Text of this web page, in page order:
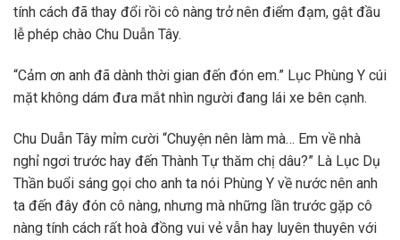
tính cách đã thay đổi rồi cô nàng trở nên điểm đạm, gật đầu
lễ phép chào Chu Duẫn Tây.
“Cảm ơn anh đã dành thời gian đến đón em.” Lục Phùng Y cúi
mặt không dám đưa mắt nhìn người đang lái xe bên cạnh.
Chu Duẫn Tây mỉm cười “Chuyện nên làm mà… Em về nhà
nghỉ ngơi trước hay đến Thành Tự thăm chị dâu?” Là Lục Dụ
Thần buổi sáng gọi cho anh ta nói Phùng Y về nước nên anh
ta đến đây đón cô nàng, nhưng mà những lần trước gặp cô
nàng tính cách rất hoà đồng vui vẻ vẫn hay luyên thuyên với